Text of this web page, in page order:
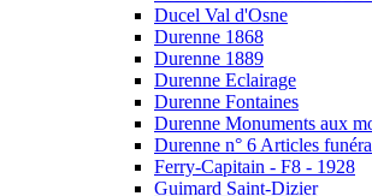
Ducel Val d'Osne
Durenne 1868
Durenne 1889
Durenne Eclairage
Durenne Fontaines
Durenne Monuments aux
Durenne n° 6 Articles
Ferry-Capitain - F8 - 1928
Guimard Saint-Dizier